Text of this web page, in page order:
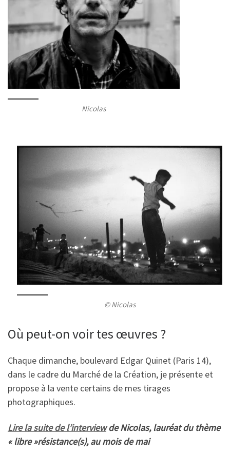
Nicolas
© Nicolas
Où peut-on voir tes œuvres ?
Chaque dimanche, boulevard Edgar Quinet (Paris 14),
dans le cadre du Marché de la Création, je présente et
propose à la vente certains de mes tirages
photographiques.
Lire la suite de l’interviewde Nicolas, lauréat du thème
« libre »résistance(s), au mois de mai